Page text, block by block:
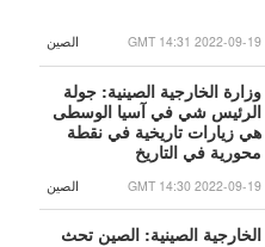
الصين GMT 14:31 2022-09-19
وزارة الخارجية الصينية: جولة
الرئيس شي في آسيا الوسطى
هي زيارات تاريخية في نقطة
محورية في التاريخ
الصين GMT 14:30 2022-09-19
الخارجية الصينية: الصين تحث